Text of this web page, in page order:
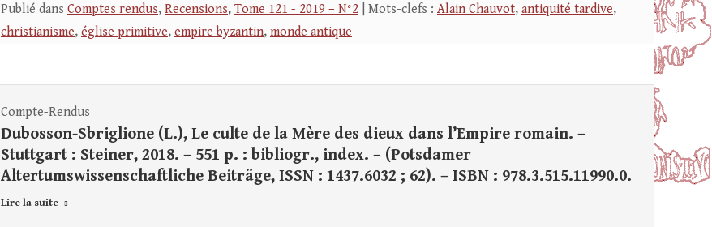
Publié dans Comptes rendus, Recensions, Tome 121 - 2019 – N°2 | Mots-clefs : Alain Chauvot, antiquité tardive,
christianisme, église primitive, empire byzantin, monde antique
Compte-Rendus
Dubosson-Sbriglione (L.), Le culte de la Mère des dieux dans l’Empire romain. –
Stuttgart : Steiner, 2018. – 551 p. : bibliogr., index. – (Potsdamer
Altertumswissenschaftliche Beiträge, ISSN : 1437.6032 ; 62). – ISBN : 978.3.515.11990.0.
Lire la suite